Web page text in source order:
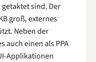
getaktet sind. Der
groß, externes
Neben der
auch einen als PPA
Applikationen